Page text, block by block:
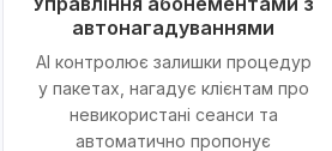
автонагадуваннями
AI контролює залишки процедур
у пакетах, нагадує клієнтам про
невикористані сеанси та
автоматично пропонує